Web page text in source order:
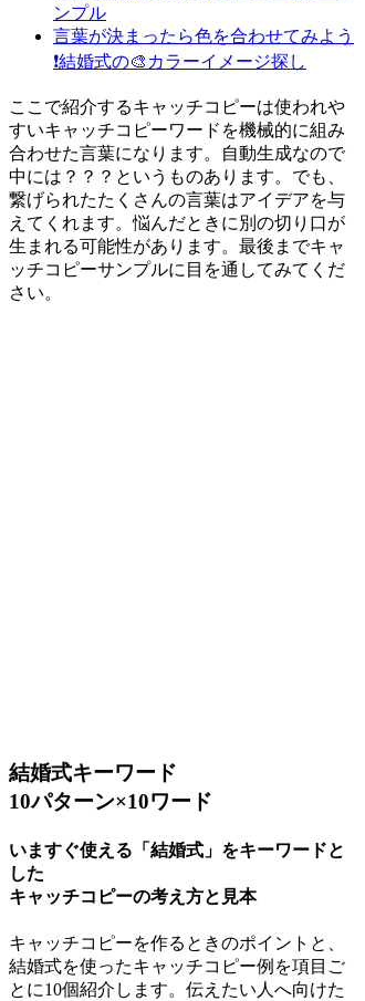
ンプル
言葉が決まったら色を合わせてみよう
❗結婚式の🎨カラーイメージ探し
ここで紹介するキャッチコピーは使われや
すいキャッチコピーワードを機械的に組み
合わせた言葉になります。自動生成なので
中には？？？というものあります。でも、
繋げられたたくさんの言葉はアイデアを与
えてくれます。悩んだときに別の切り口が
生まれる可能性があります。最後までキャ
ッチコピーサンプルに目を通してみてくだ
さい。
結婚式キーワード
10パターン×10ワード
いますぐ使える「結婚式」をキーワードと
した
キャッチコピーの考え方と見本
キャッチコピーを作るときのポイントと、
結婚式を使ったキャッチコピー例を項目ご
とに10個紹介します。伝えたい人へ向けた